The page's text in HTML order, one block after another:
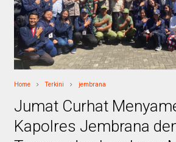
Home Terkini jembrana
Jumat Curhat
Kapolres Jembrana